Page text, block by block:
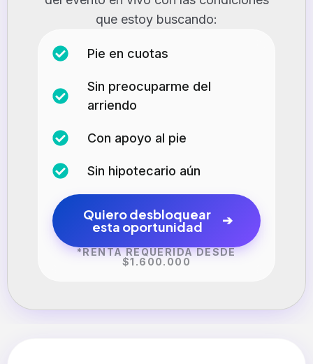
que estoy buscando:
Pie en cuotas
Sin preocuparme del
arriendo
Con apoyo al pie
Sin hipotecario aún
Quiero desbloquear
esta oportunidad
*RENTA REQUERIDA DESDE
$1.600.000